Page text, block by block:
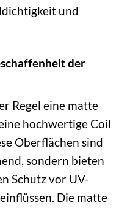
und
der
Regel eine matte
hochwertige Coil
Oberflächen sind
sondern bieten
Schutz vor UV-
Die matte